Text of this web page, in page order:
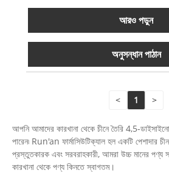
আরও পড়ুন
অনুসন্ধান পাঠান
< 1 >
আপনি আমাদের কারখানা থেকে চীনে তৈরি 4,5-
পারেন৷ Run'an ফার্মাসিউটিক্যাল হল একটি পেশাদার
প্রস্তুতকারক এবং সরবরাহকারী, আমরা উচ্চ মানের পণ্য
কারখানা থেকে পণ্য কিনতে স্বাগতম।